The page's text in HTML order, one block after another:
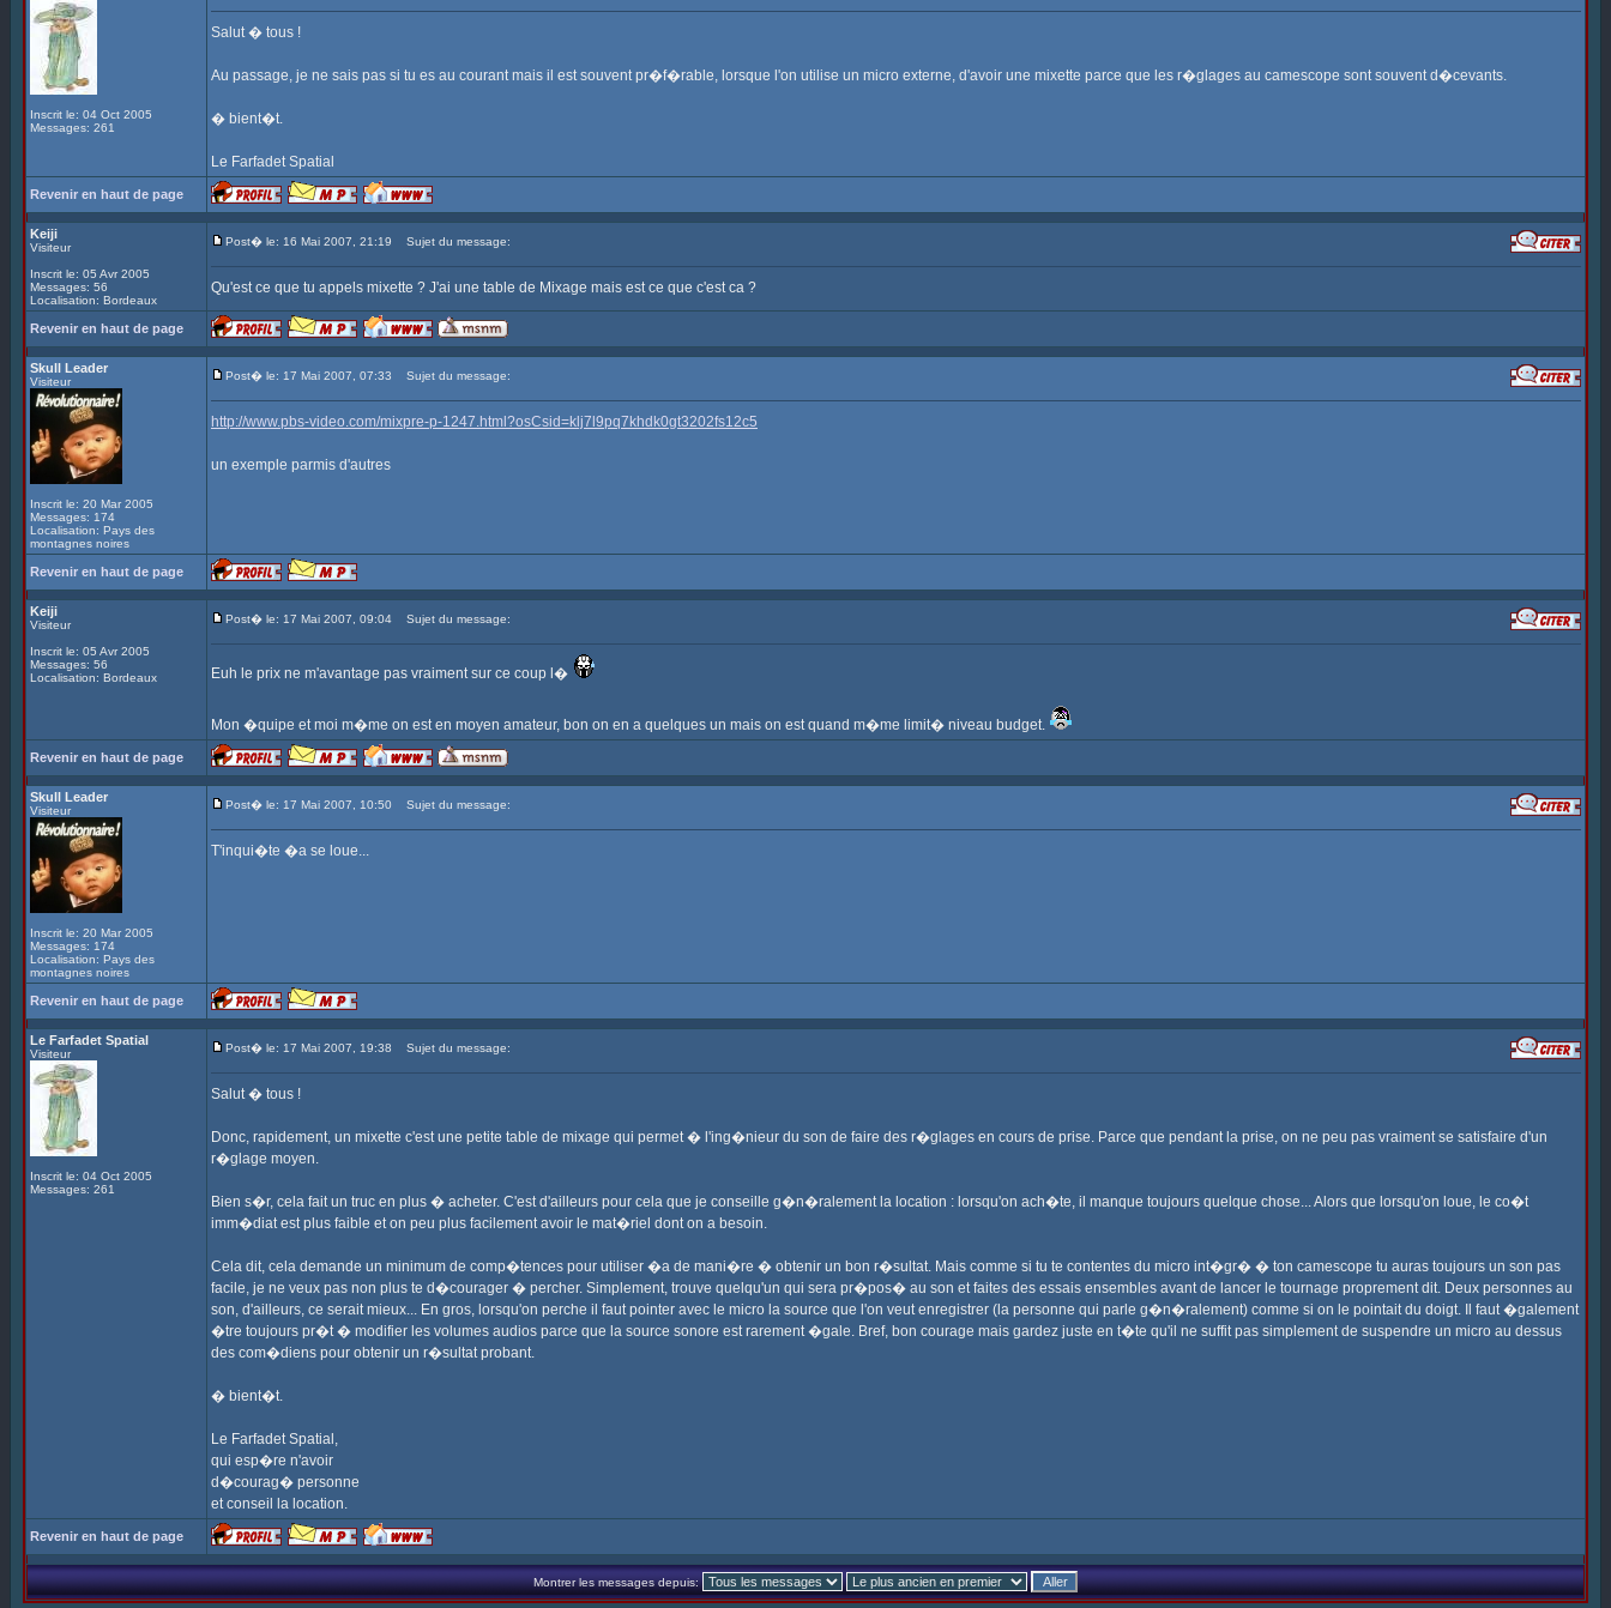
Inscrit le: 04 Oct 2005
Messages: 261
Salut � tous !
Au passage, je ne sais pas si tu es au courant mais il est souvent pr�f�rable, lorsque l'on utilise un micro externe, d'avoir une mixette parce que les r�glages au camescope sont souvent d�cevants.
� bient�t.
Le Farfadet Spatial
Revenir en haut de page
Keiji
Visiteur
Inscrit le: 05 Avr 2005
Messages: 56
Localisation: Bordeaux
Post� le: 16 Mai 2007, 21:19 Sujet du message:
Qu'est ce que tu appels mixette ? J'ai une table de Mixage mais est ce que c'est ca ?
Revenir en haut de page
Skull Leader
Visiteur
Inscrit le: 20 Mar 2005
Messages: 174
Localisation: Pays des
montagnes noires
Post� le: 17 Mai 2007, 07:33 Sujet du message:
http://www.pbs-video.com/mixpre-p-1247.html?osCsid=klj7l9pq7khdk0gt3202fs12c5
un exemple parmis d'autres
Revenir en haut de page
Keiji
Visiteur
Inscrit le: 05 Avr 2005
Messages: 56
Localisation: Bordeaux
Post� le: 17 Mai 2007, 09:04 Sujet du message:
Euh le prix ne m'avantage pas vraiment sur ce coup l�
Mon �quipe et moi m�me on est en moyen amateur, bon on en a quelques un mais on est quand m�me limit� niveau budget.
Revenir en haut de page
Skull Leader
Visiteur
Inscrit le: 20 Mar 2005
Messages: 174
Localisation: Pays des
montagnes noires
Post� le: 17 Mai 2007, 10:50 Sujet du message:
T'inqui�te �a se loue...
Revenir en haut de page
Le Farfadet Spatial
Visiteur
Inscrit le: 04 Oct 2005
Messages: 261
Post� le: 17 Mai 2007, 19:38 Sujet du message:
Salut � tous !
Donc, rapidement, un mixette c'est une petite table de mixage qui permet � l'ing�nieur du son de faire des r�glages en cours de prise. Parce que pendant la prise, on ne peu pas vraiment se satisfaire d'un
r�glage moyen.
Bien s�r, cela fait un truc en plus � acheter. C'est d'ailleurs pour cela que je conseille g�n�ralement la location : lorsqu'on ach�te, il manque toujours quelque chose... Alors que lorsqu'on loue, le co�t
imm�diat est plus faible et on peu plus facilement avoir le mat�riel dont on a besoin.
Cela dit, cela demande un minimum de comp�tences pour utiliser �a de mani�re � obtenir un bon r�sultat. Mais comme si tu te contentes du micro int�gr� � ton camescope tu auras toujours un son pas
facile, je ne veux pas non plus te d�courager � percher. Simplement, trouve quelqu'un qui sera pr�pos� au son et faites des essais ensembles avant de lancer le tournage proprement dit. Deux personnes au
son, d'ailleurs, ce serait mieux... En gros, lorsqu'on perche il faut pointer avec le micro la source que l'on veut enregistrer (la personne qui parle g�n�ralement) comme si on le pointait du doigt. Il faut �galement
�tre toujours pr�t � modifier les volumes audios parce que la source sonore est rarement �gale. Bref, bon courage mais gardez juste en t�te qu'il ne suffit pas simplement de suspendre un micro au dessus
des com�diens pour obtenir un r�sultat probant.
� bient�t.
Le Farfadet Spatial,
qui esp�re n'avoir
d�courag� personne
et conseil la location.
Revenir en haut de page
Montrer les messages depuis: